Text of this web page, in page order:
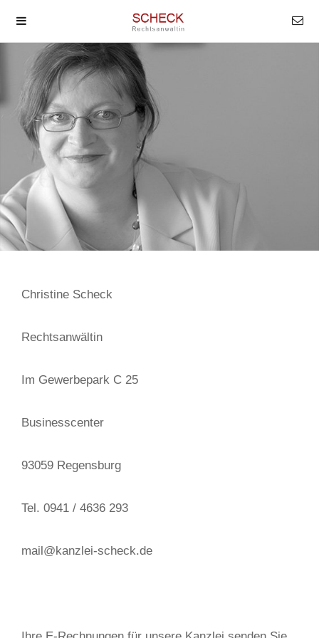
Christine Scheck
Rechtsanwältin
Im Gewerbepark C 25
Businesscenter
93059 Regensburg
Tel. 0941 / 4636 293
mail@kanzlei-scheck.de